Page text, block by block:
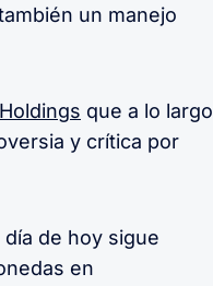
un manejo
que a lo largo
y crítica por
de hoy sigue
en